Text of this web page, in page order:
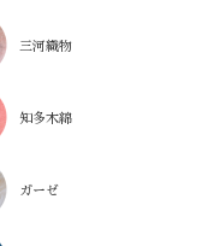
三河織物
知多木綿
ガーゼ